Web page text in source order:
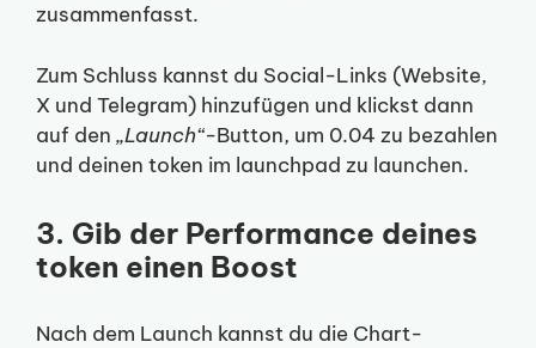
zusammenfasst.
Zum Schluss kannst du Social-Links (Website,
X und Telegram) hinzufügen und klickst dann
auf den „Launch“-Button, um 0.04 zu bezahlen
und deinen token im launchpad zu launchen.
3. Gib der Performance deines
token einen Boost
Nach dem Launch kannst du die Chart-